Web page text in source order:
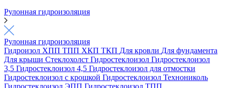
Рулонная гидроизоляция
Рулонная гидроизоляция
Гидроизол ХПП ТПП ХКП ТКП Для кровли Для фундамента
Для крыши Стеклохолст Гидростеклоизол Гидростеклоизол
3,5 Гидростеклоизол 4,5 Гидростеклоизол для отмостки
Гидростеклоизол с крошкой Гидростеклоизол Технониколь
Гидростеклоизол ЭПП Гидростеклоизол ТПП